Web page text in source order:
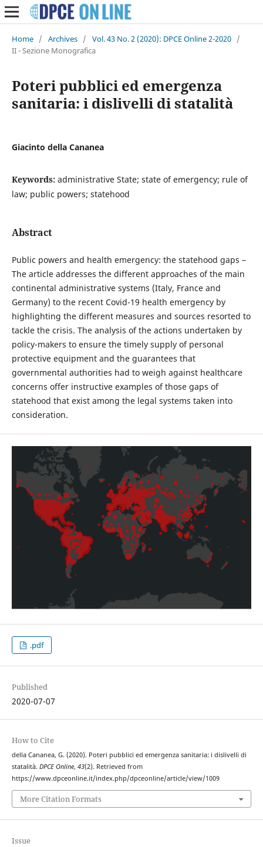
Home / Archives / Vol. 43 No. 2 (2020): DPCE Online 2-2020 /
II - Sezione Monografica
Poteri pubblici ed emergenza
sanitaria: i dislivelli di statalità
Giacinto della Cananea
Keywords: administrative State; state of emergency; rule of
law; public powers; statehood
Abstract
Public powers and health emergency: the statehood gaps –
The article addresses the different approaches of the main
continental administrative systems (Italy, France and
Germany) to the recent Covid-19 health emergency by
highlighting the different measures and sources resorted to
tackle the crisis. The analysis of the actions undertaken by
policy-makers to ensure the timely supply of personal
protective equipment and the guarantees that
governmental authorities had to weigh against healthcare
concerns offer instructive examples of those gaps of
statehood that exist among the legal systems taken into
consideration.
.pdf
Published
2020-07-07
How to Cite
della Cananea, G. (2020). Poteri pubblici ed emergenza sanitaria: i dislivelli di
statalità. DPCE Online, 43(2). Retrieved from
https://www.dpceonline.it/index.php/dpceonline/article/view/1009
More Citation Formats
Issue